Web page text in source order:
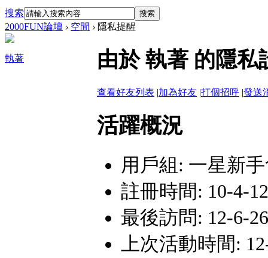
搜索 搜索
2000FUN論壇 › 空間 › 隱私提醒
執著 由於 執著 的隱
查看好友列表 |加為好友 |打個招呼 |發送
活躍概況
用戶組: 一星新
註冊時間: 10-4-
最後訪問: 12-6-
上次活動時間: